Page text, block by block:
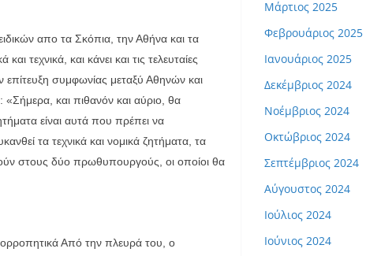
απο τα Σκόπια, την Αθήνα και τα
τεχνικά, και κάνει και τις τελευταίες
συμφωνίας μεταξύ Αθηνών και
και πιθανόν και αύριο, θα
είναι αυτά που πρέπει να
τα τεχνικά και νομικά ζητήματα, τα
στους δύο πρωθυπουργούς, οι οποίοι θα
Από την πλευρά του, ο
Μάρτιος 2025
Φεβρουάριος 2025
Ιανουάριος 2025
Δεκέμβριος 2024
Νοέμβριος 2024
Οκτώβριος 2024
Σεπτέμβριος 2024
Αύγουστος 2024
Ιούλιος 2024
Ιούνιος 2024